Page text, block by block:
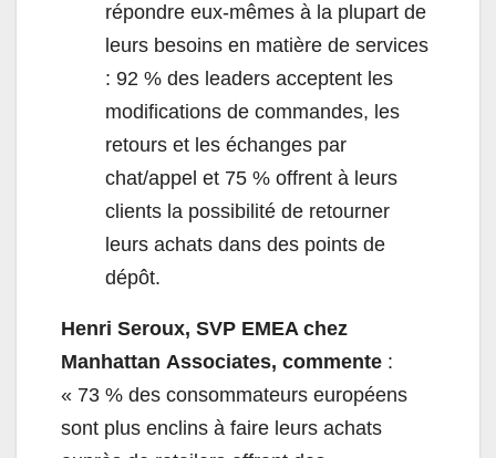
répondre eux-mêmes à la plupart de
leurs besoins en matière de services
: 92 % des leaders acceptent les
modifications de commandes, les
retours et les échanges par
chat/appel et 75 % offrent à leurs
clients la possibilité de retourner
leurs achats dans des points de
dépôt.
Henri Seroux, SVP EMEA chez
Manhattan Associates, commente :
« 73 % des consommateurs européens
sont plus enclins à faire leurs achats